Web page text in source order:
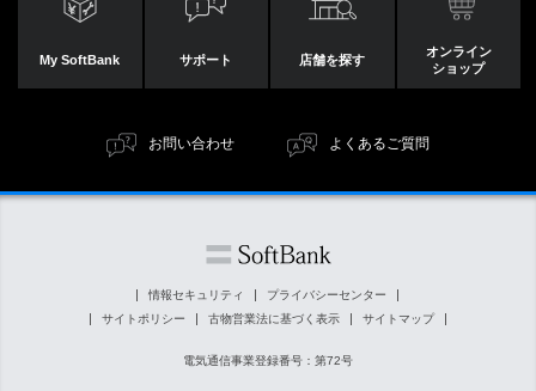
My SoftBank サポート 店舗を探す
オンライン
ショップ
お問い合わせ よくあるご質問
情報セキュリティ
プライバシーセンター
サイトポリシー
古物営業法に基づく表示 サイトマップ
電気通信事業登録番号：第72号